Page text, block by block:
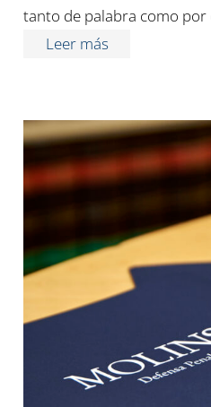
tanto de palabra como
Leer más